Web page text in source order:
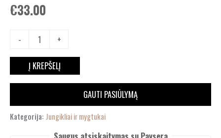
€33.00
- +
Į KREPŠELĮ
GAUTI PASIŪLYMĄ
Kategorija: Jungikliai ir mygtukai